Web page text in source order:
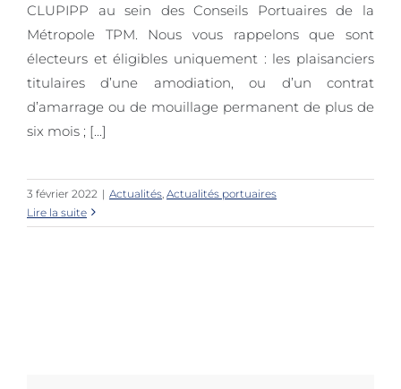
Élection CLUPIPP des ports TPM
CLUPIPP au sein des Conseils Portuaires de la
Métropole TPM. Nous vous rappelons que sont
électeurs et éligibles uniquement : les plaisanciers
titulaires d’une amodiation, ou d’un contrat
d’amarrage ou de mouillage permanent de plus de
six mois ; [...]
3 février 2022 | Actualités Actualités portuaires
Lire la suite